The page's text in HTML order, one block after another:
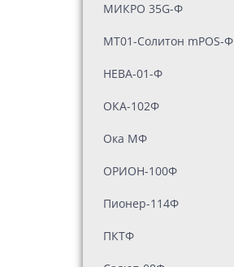
МИКРО 35G-Ф
МТ01-Солитон mPOS-Ф
НЕВА-01-Ф
ОКА-102Ф
Ока МФ
ОРИОН-100Ф
Пионер-114Ф
ПКТФ